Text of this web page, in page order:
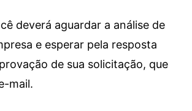
deverá aguardar a análise de
e esperar pela resposta
de sua solicitação, que
mail.